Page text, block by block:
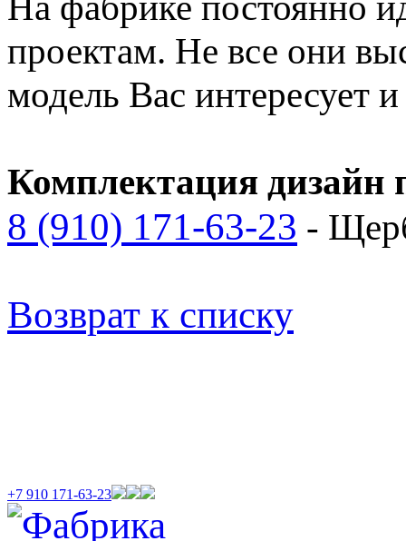
проектам. Не все они
модель Вас
Комплектация дизайн
8 (910) 171-63-23 -
Возврат к списку
+7 910 171-63-23